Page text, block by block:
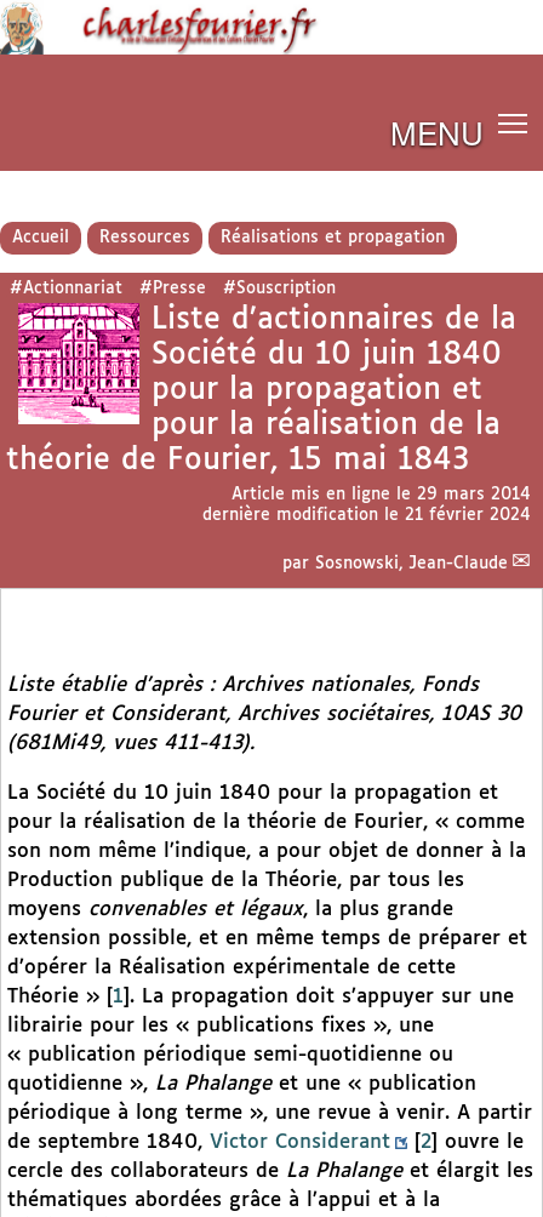
MENU
Accueil Ressources Réalisations et propagation
#Actionnariat #Presse #Souscription
Liste d’actionnaires de la
Société du 10 juin 1840
pour la propagation et
pour la réalisation de la
théorie de Fourier, 15 mai 1843
Article mis en ligne le 29 mars 2014
dernière modification le 21 février 2024
par Sosnowski, Jean-Claude
Liste établie d’après : Archives nationales, Fonds
Fourier et Considerant, Archives sociétaires, 10AS 30
(681Mi49, vues 411-413).
La Société du 10 juin 1840 pour la propagation et
pour la réalisation de la théorie de Fourier, « comme
son nom même l’indique, a pour objet de donner à la
Production publique de la Théorie, par tous les
moyens convenables et légaux, la plus grande
extension possible, et en même temps de préparer et
d’opérer la Réalisation expérimentale de cette
Théorie »
1 . La propagation doit s’appuyer sur une
librairie pour les « publications fixes », une
« publication périodique semi-quotidienne ou
quotidienne », La Phalangeet une « publication
périodique à long terme », une revue à venir. A partir
de septembre 1840, Victor Considerant 2
ouvre le
cercle des collaborateurs de La Phalangeet élargit les
thématiques abordées grâce à l’appui et à la